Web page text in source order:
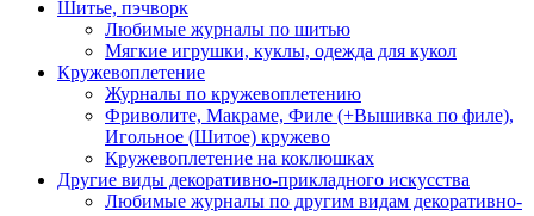
Шитье, пэчворк
Любимые журналы по шитью
Мягкие игрушки, куклы, одежда для кукол
Кружевоплетение
Журналы по кружевоплетению
Фриволите, Макраме, Филе (+Вышивка по филе),
Игольное (Шитое) кружево
Кружевоплетение на коклюшках
Другие виды декоративно-прикладного искусства
Любимые журналы по другим видам декоративно-